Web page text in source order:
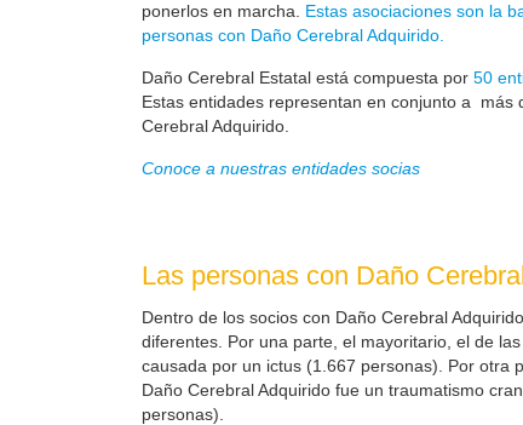
ponerlos en marcha. Estas asociaciones son la
personas con Daño Cerebral Adquirido.
Daño Cerebral Estatal está compuesta por 50
Estas entidades representan en conjunto a más
Cerebral Adquirido.
Conoce a nuestras entidades socias
Las personas con Daño
Dentro de los socios con Daño Cerebral
diferentes. Por una parte, el mayoritario, el de
causada por un ictus (1.667 personas). Por otra
Daño Cerebral Adquirido fue un traumatismo
personas).